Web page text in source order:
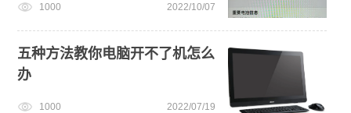
1000 2022/10/07
五种方法教你电脑开不了机怎么
办
1000 2022/07/19